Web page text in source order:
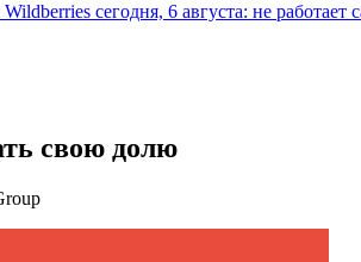
сегодня, 6 августа: не работает
свою долю